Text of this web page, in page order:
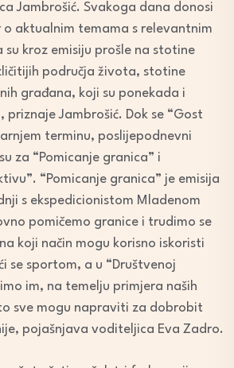
Jambrošić. Svakoga dana donosi
aktualnim temama s relevantnim
kroz emisiju prošle na stotine
područja života, stotine
građana, koji su ponekada i
Jambrošić. Dok se “Gost
terminu, poslijepodnevni
za “Pomicanje granica” i
“Pomicanje granica” je emisija
s ekspedicionistom Mladenom
pomičemo granice i trudimo se
koji način mogu korisno iskoristi
se sportom, a u “Društvenoj
im, na temelju primjera naših
sve mogu napraviti za dobrobit
pojašnjava voditeljica Eva Zadro.